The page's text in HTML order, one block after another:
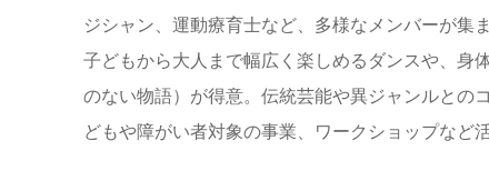
ジシャン、運動療育士など、多様なメンバーが集
子どもから大人まで幅広く楽しめるダンスや、身
のない物語）が得意。伝統芸能や異ジャンルとの
どもや障がい者対象の事業、ワークショップなど